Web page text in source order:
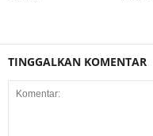
TINGGALKAN KOMENTAR